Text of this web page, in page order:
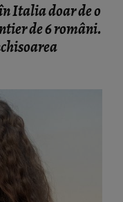
Italia doar de o
de 6 români.